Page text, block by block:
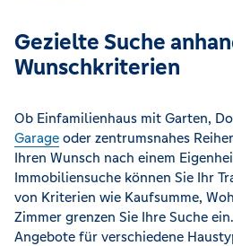
Gezielte Suche
Wunschkriterien
Ob Einfamilienhaus mit Garten,
Garage oder zentrumsnahes
Ihren Wunsch nach einem
Immobiliensuche können Sie Ihr
von Kriterien wie Kaufsumme,
Zimmer grenzen Sie Ihre Suche
Angebote für verschiedene